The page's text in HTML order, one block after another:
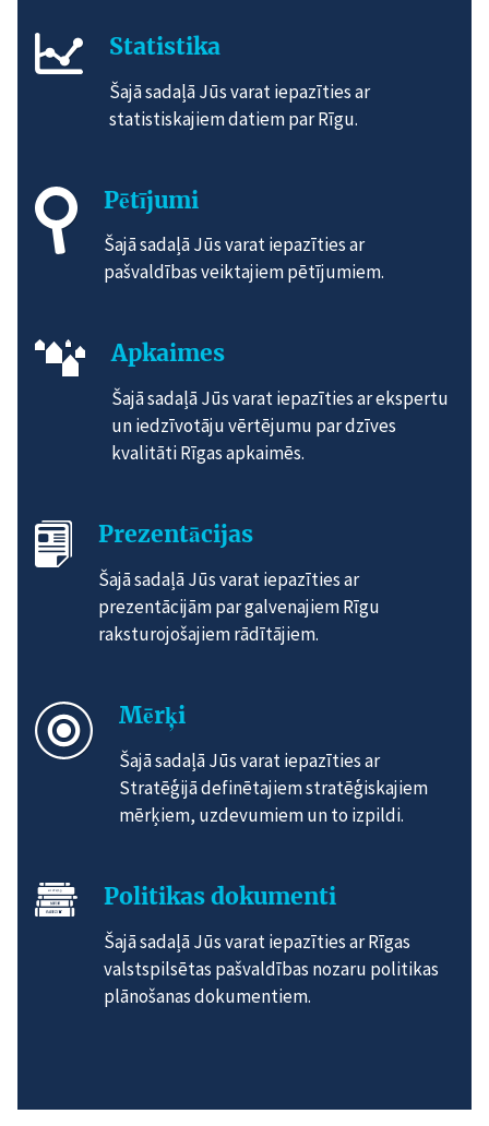
Statistika
Šajā sadaļā Jūs varat iepazīties ar
statistiskajiem datiem par Rīgu.
Pētījumi
Šajā sadaļā Jūs varat iepazīties ar
pašvaldības veiktajiem pētījumiem.
Apkaimes
Šajā sadaļā Jūs varat iepazīties ar ekspertu
un iedzīvotāju vērtējumu par dzīves
kvalitāti Rīgas apkaimēs.
Prezentācijas
Šajā sadaļā Jūs varat iepazīties ar
prezentācijām par galvenajiem Rīgu
raksturojošajiem rādītājiem.
Mērķi
Šajā sadaļā Jūs varat iepazīties ar
Stratēģijā definētajiem stratēģiskajiem
mērķiem, uzdevumiem un to izpildi.
Politikas dokumenti
Šajā sadaļā Jūs varat iepazīties ar Rīgas
valstspilsētas pašvaldības nozaru politikas
plānošanas dokumentiem.